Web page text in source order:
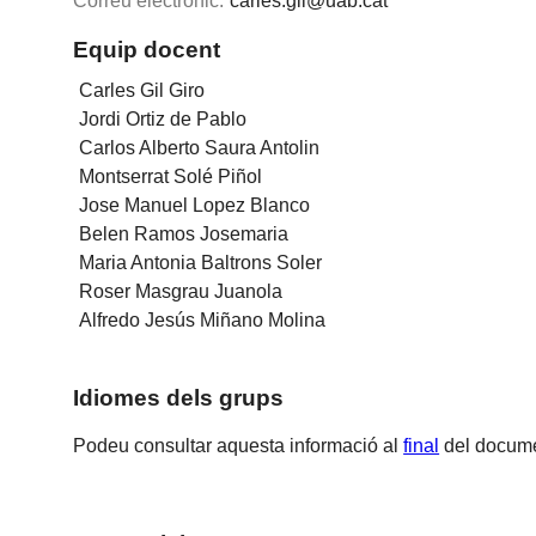
Equip docent
Carles Gil Giro
Jordi Ortiz de Pablo
Carlos Alberto Saura Antolin
Montserrat Solé Piñol
Jose Manuel Lopez Blanco
Belen Ramos Josemaria
Maria Antonia Baltrons Soler
Roser Masgrau Juanola
Alfredo Jesús Miñano Molina
Idiomes dels grups
Podeu consultar aquesta informació alfinal del